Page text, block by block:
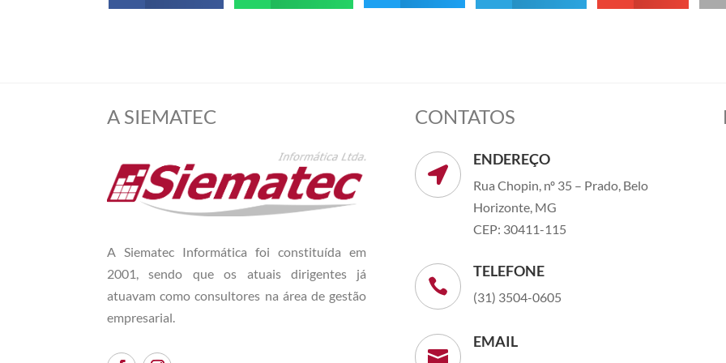
A SIEMATEC
A Siematec Informática foi constituída em
2001, sendo que os atuais dirigentes já
atuavam como consultores na área de gestão
empresarial.
CONTATOS

ENDEREÇO
Rua Chopin, nº 35 – Prado, Belo
Horizonte, MG
CEP: 30411-115

TELEFONE
(31) 3504-0605

EMAIL